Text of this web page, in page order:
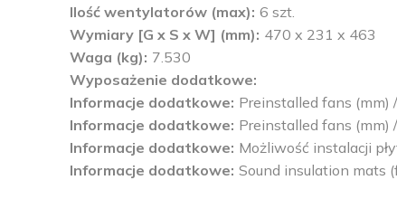
Ilość wentylatorów (max) 6 szt.
Wymiary [G x S x W] (mm) 470 x 231 x 463
Waga (kg) 7.530
Wyposażenie dodatkowe
Informacje dodatkowe Preinstalled fans (mm)
Informacje dodatkowe Preinstalled fans (mm)
Informacje dodatkowe Możliwość instalacji
Informacje dodatkowe Sound insulation mats